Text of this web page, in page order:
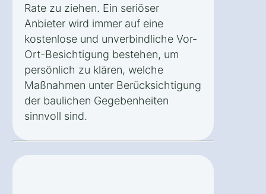
Rate zu ziehen. Ein seriöser
Anbieter wird immer auf eine
kostenlose und unverbindliche Vor-
Ort-Besichtigung bestehen, um
persönlich zu klären, welche
Maßnahmen unter Berücksichtigung
der baulichen Gegebenheiten
sinnvoll sind.